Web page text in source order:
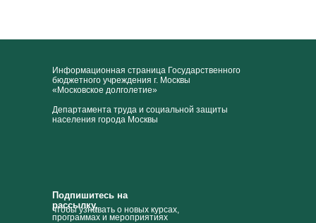
Подпишитесь на
рассылку,
чтобы узнавать о новых курсах,
программах и мероприятиях
Информационная страница Государственного
бюджетного учреждения г. Москвы
«Московское долголетие»
Департамента труда и социальной защиты
населения города Москвы